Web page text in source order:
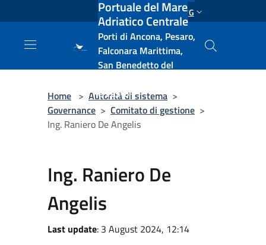
Salta al contenuto principale ENG
Portuale del Mare
Adriatico Centrale
Porti di Ancona, Pesaro,
Falconara Marittima,
San Benedetto del
e Vasto
Home > Autorità di sistema >
Governance > Comitato di gestione >
Ing. Raniero De Angelis
Ing. Raniero De
Angelis
Last update: 3 August 2024, 12:14